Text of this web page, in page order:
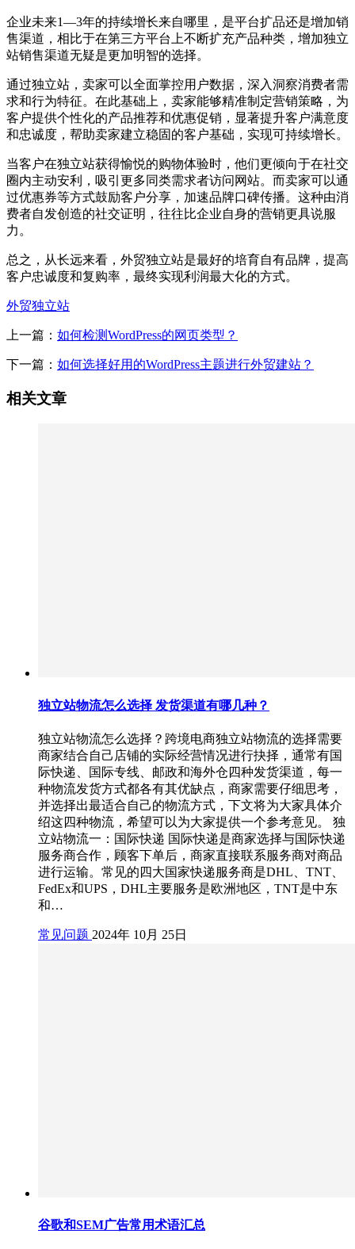
企业未来1—3年的持续增长来自哪里，是平台扩品还是增加销
售渠道，相比于在第三方平台上不断扩充产品种类，增加独立
站销售渠道无疑是更加明智的选择。
通过独立站，卖家可以全面掌控用户数据，深入洞察消费者需
求和行为特征。在此基础上，卖家能够精准制定营销策略，为
客户提供个性化的产品推荐和优惠促销，显著提升客户满意度
和忠诚度，帮助卖家建立稳固的客户基础，实现可持续增长。
当客户在独立站获得愉悦的购物体验时，他们更倾向于在社交
圈内主动安利，吸引更多同类需求者访问网站。而卖家可以通
过优惠券等方式鼓励客户分享，加速品牌口碑传播。这种由消
费者自发创造的社交证明，往往比企业自身的营销更具说服
力。
总之，从长远来看，外贸独立站是最好的培育自有品牌，提高
客户忠诚度和复购率，最终实现利润最大化的方式。
外贸独立站
上一篇： 如何检测WordPress的网页类型？
下一篇： 如何选择好用的WordPress主题进行外贸建站？
相关文章
独立站物流怎么选择 发货渠道有哪几种？
独立站物流怎么选择？跨境电商独立站物流的选择需要
商家结合自己店铺的实际经营情况进行抉择，通常有国
际快递、国际专线、邮政和海外仓四种发货渠道，每一
种物流发货方式都各有其优缺点，商家需要仔细思考，
并选择出最适合自己的物流方式，下文将为大家具体介
绍这四种物流，希望可以为大家提供一个参考意见。 独
立站物流一：国际快递 国际快递是商家选择与国际快递
服务商合作，顾客下单后，商家直接联系服务商对商品
进行运输。常见的四大国家快递服务商是DHL、TNT、
FedEx和UPS，DHL主要服务是欧洲地区，TNT是中东
和…
常见问题 2024年 10月 25日
谷歌和SEM广告常用术语汇总